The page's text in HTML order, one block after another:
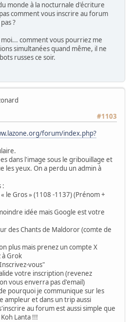
monde à la nocturnale d'écriture
comment vous inscrire au forum
?
comment vous pourriez me
simultanées quand même, il ne
russes ce soir.
#1103
forum/index.php?
dans l'image sous le gribouillage et
les yeux. On a perdu un admin à
:
le Gros » (1108 -1137) (Prénom +
idée mais Google est votre
des Chants de Maldoror (comte de
plus mais prenez un compte X
Grok
vous"
votre inscription (revenez
vous enverra pas d'email)
pourquoi je communique sur les
ampleur et dans un trip aussi
au forum est aussi simple que
Lanta !!!